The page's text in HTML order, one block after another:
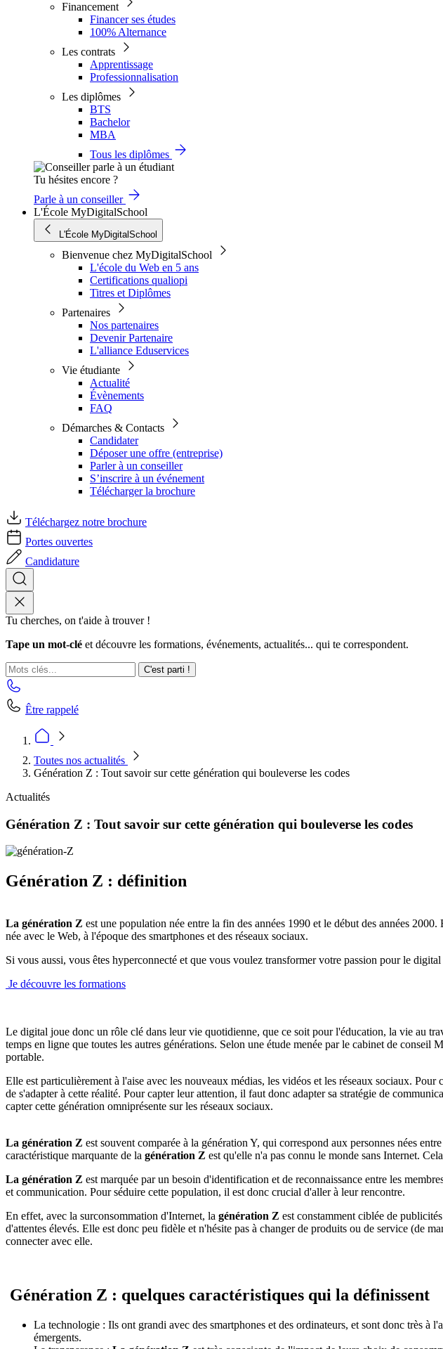
Financement
Financer ses études
100% Alternance
Les contrats
Apprentissage
Professionnalisation
Les diplômes
BTS
Bachelor
MBA
Tous les diplômes
Tu hésites encore ?
Parle à un conseiller
L'École MyDigitalSchool
L'École MyDigitalSchool
Bienvenue chez MyDigitalSchool
L'école du Web en 5 ans
Certifications qualiopi
Titres et Diplômes
Partenaires
Nos partenaires
Devenir Partenaire
L'alliance Eduservices
Vie étudiante
Actualité
Évènements
FAQ
Démarches & Contacts
Candidater
Déposer une offre (entreprise)
Parler à un conseiller
S’inscrire à un événement
Télécharger la brochure
Téléchargez notre brochure
Portes ouvertes
Candidature
Tu cherches, on t'aide à trouver !
Tape un mot-clé et découvre les formations, événements, actualités... qui te correspondent.
C'est parti !
Être rappelé
Toutes nos actualités
Génération Z : Tout savoir sur cette génération qui bouleverse les codes
Actualités
Génération Z : Tout savoir sur cette génération qui bouleverse les codes
Génération Z : définition
La génération Z est une population née entre la fin des années 1990 et le début des années
née avec le Web, à l'époque des smartphones et des réseaux sociaux.
Si vous aussi, vous êtes hyperconnecté et que vous voulez transformer votre passion pour le
Je découvre les formations
Le digital joue donc un rôle clé dans leur vie quotidienne, que ce soit pour l'éducation, la vie au
temps en ligne que toutes les autres générations. Selon une étude menée par le cabinet de conseil
portable.
Elle est particulièrement à l'aise avec les nouveaux médias, les vidéos et les réseaux sociaux.
de s'adapter à cette réalité. Pour capter leur attention, il faut donc adapter sa stratégie de
capter cette génération omniprésente sur les réseaux sociaux.
La génération Z est souvent comparée à la génération Y, qui correspond aux personnes nées
caractéristique marquante de la génération Z est qu'elle n'a pas connu le monde sans Internet.
La génération Z est marquée par un besoin d'identification et de reconnaissance entre les
et communication. Pour séduire cette population, il est donc crucial d'aller à leur rencontre.
En effet, avec la surconsommation d'Internet, la génération Z est constamment ciblée de
d'attentes élevés. Elle est donc peu fidèle et n'hésite pas à changer de produits ou de service (de
connecter avec elle.
Génération Z : quelques caractéristiques qui la définissent
La technologie : Ils ont grandi avec des smartphones et des ordinateurs, et sont donc très à
émergents.